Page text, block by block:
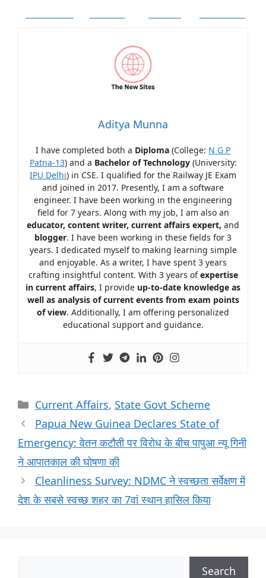
Aditya Munna
I have completed both a Diploma (College: N G P
Patna-13) and a Bachelor of Technology(University:
IPU Delhi) in CSE. I qualified for the Railway JE Exam
and joined in 2017. Presently, I am a software
engineer. I have been working in the engineering
field for 7 years. Along with my job, I am also an
educator, content writer, current affairs expert, and
blogger. I have been working in these fields for 3
years. I dedicated myself to making learning simple
and enjoyable. As a writer, I have spent 3 years
crafting insightful content. With 3 years ofexpertise
in current affairs, I provide up-to-date knowledge as
well as analysis of current events from exam points
of view. Additionally, I am offering personalized
educational support and guidance.
Current Affairs, State Govt Scheme
Papua New Guinea Declares State of
Emergency: वेतन कटौती पर विरोध के बीच पापुआ न्यू गिनी
ने आपातकाल की घोषणा की
Cleanliness Survey: NDMC ने स्वच्छता सर्वेक्षण में
देश के सबसे स्वच्छ शहर का 7वां स्थान हासिल किया
Search